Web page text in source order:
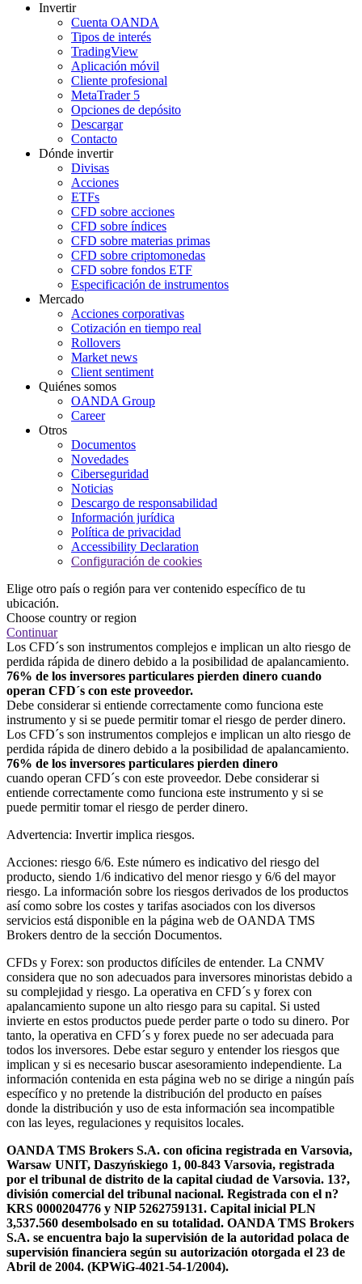
Invertir
Cuenta OANDA
Tipos de interés
TradingView
Aplicación móvil
Cliente profesional
MetaTrader 5
Opciones de depósito
Descargar
Contacto
Dónde invertir
Divisas
Acciones
ETFs
CFD sobre acciones
CFD sobre índices
CFD sobre materias primas
CFD sobre criptomonedas
CFD sobre fondos ETF
Especificación de instrumentos
Mercado
Acciones corporativas
Cotización en tiempo real
Rollovers
Market news
Client sentiment
Quiénes somos
OANDA Group
Career
Otros
Documentos
Novedades
Ciberseguridad
Noticias
Descargo de responsabilidad
Información jurídica
Política de privacidad
Accessibility Declaration
Configuración de cookies
Elige otro país o región para ver contenido específico de tu
ubicación.
Choose country or region
Continuar
Los CFD´s son instrumentos complejos e implican un alto riesgo de
perdida rápida de dinero debido a la posibilidad de apalancamiento.
76% de los inversores particulares pierden dinero cuando
operan CFD´s con este proveedor.
Debe considerar si entiende correctamente como funciona este
instrumento y si se puede permitir tomar el riesgo de perder dinero.
Los CFD´s son instrumentos complejos e implican un alto riesgo de
perdida rápida de dinero debido a la posibilidad de apalancamiento.
76% de los inversores particulares pierden dinero
cuando operan CFD´s con este proveedor. Debe considerar si
entiende correctamente como funciona este instrumento y si se
puede permitir tomar el riesgo de perder dinero.
Advertencia: Invertir implica riesgos.
Acciones: riesgo 6/6. Este número es indicativo del riesgo del
producto, siendo 1/6 indicativo del menor riesgo y 6/6 del mayor
riesgo. La información sobre los riesgos derivados de los productos
así como sobre los costes y tarifas asociados con los diversos
servicios está disponible en la página web de OANDA TMS
Brokers dentro de la sección Documentos.
CFDs y Forex: son productos difíciles de entender. La CNMV
considera que no son adecuados para inversores minoristas debido a
su complejidad y riesgo. La operativa en CFD´s y forex con
apalancamiento supone un alto riesgo para su capital. Si usted
invierte en estos productos puede perder parte o todo su dinero. Por
tanto, la operativa en CFD´s y forex puede no ser adecuada para
todos los inversores. Debe estar seguro y entender los riesgos que
implican y si es necesario buscar asesoramiento independiente. La
información contenida en esta página web no se dirige a ningún país
específico y no pretende la distribución del producto en países
donde la distribución y uso de esta información sea incompatible
con las leyes, regulaciones y requisitos locales.
OANDA TMS Brokers S.A. con oficina registrada en Varsovia,
Warsaw UNIT, Daszyńskiego 1, 00-843 Varsovia, registrada
por el tribunal de distrito de la capital ciudad de Varsovia. 13?,
división comercial del tribunal nacional. Registrada con el n?
KRS 0000204776 y NIP 5262759131. Capital inicial PLN
3,537.560 desembolsado en su totalidad. OANDA TMS Brokers
S.A. se encuentra bajo la supervisión de la autoridad polaca de
supervisión financiera según su autorización otorgada el 23 de
Abril de 2004. (KPWiG-4021-54-1/2004).